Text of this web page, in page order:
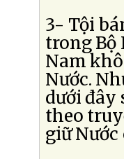
3- Tội
trong Bộ
Nam
Nước.
dưới đây
theo
giữ Nước